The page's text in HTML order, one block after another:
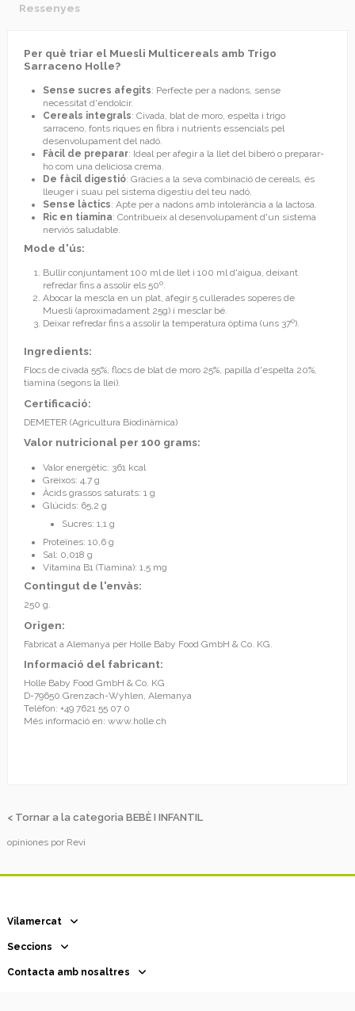
Ressenyes
Per què triar el Muesli Multicereals amb Trigo
Sarraceno Holle?
Sense sucres afegits: Perfecte per a nadons, sense
necessitat d'endolcir.
Cereals integrals: Civada, blat de moro, espelta i trigo
sarraceno, fonts riques en fibra i nutrients essencials pel
desenvolupament del nadó.
Fàcil de preparar: Ideal per afegir a la llet del biberó o preparar-
ho com una deliciosa crema.
De fàcil digestió: Gràcies a la seva combinació de cereals, és
lleuger i suau pel sistema digestiu del teu nadó.
Sense làctics: Apte per a nadons amb intolerància a la lactosa.
Ric en tiamina: Contribueix al desenvolupament d'un sistema
nerviós saludable.
Mode d'ús:
Bullir conjuntament 100 ml de llet i 100 ml d'aigua, deixant
refredar fins a assolir els 50º.
Abocar la mescla en un plat, afegir 5 cullerades soperes de
Muesli (aproximadament 25g) i mesclar bé.
Deixar refredar fins a assolir la temperatura òptima (uns 37º).
Ingredients:
Flocs de civada 55%, flocs de blat de moro 25%, papilla d'espelta 20%,
tiamina (segons la llei).
Certificació:
DEMETER (Agricultura Biodinàmica)
Valor nutricional per 100 grams:
Valor energètic: 361 kcal
Greixos: 4,7 g
Àcids grassos saturats: 1 g
Glúcids: 65,2 g
Sucres: 1,1 g
Proteïnes: 10,6 g
Sal: 0,018 g
Vitamina B1 (Tiamina): 1,5 mg
Contingut de l'envàs:
250 g.
Origen:
Fabricat a Alemanya per Holle Baby Food GmbH & Co. KG.
Informació del fabricant:
Holle Baby Food GmbH & Co. KG
D-79650 Grenzach-Wyhlen, Alemanya
Telèfon: +49 7621 55 07 0
Més informació en: www.holle.ch
< Tornar a la categoria BEBÈ I INFANTIL
opiniones por Revi
Vilamercat
Seccions
Contacta amb nosaltres